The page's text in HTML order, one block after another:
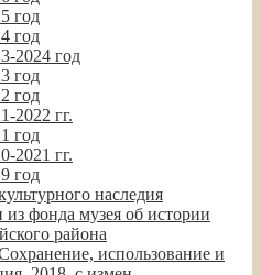
год
год
2024 год
год
год
2022 гг.
год
2021 гг.
год
наследия
фонда музея об истории
района
использование и